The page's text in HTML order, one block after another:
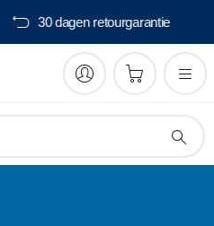
vanaf €40,-